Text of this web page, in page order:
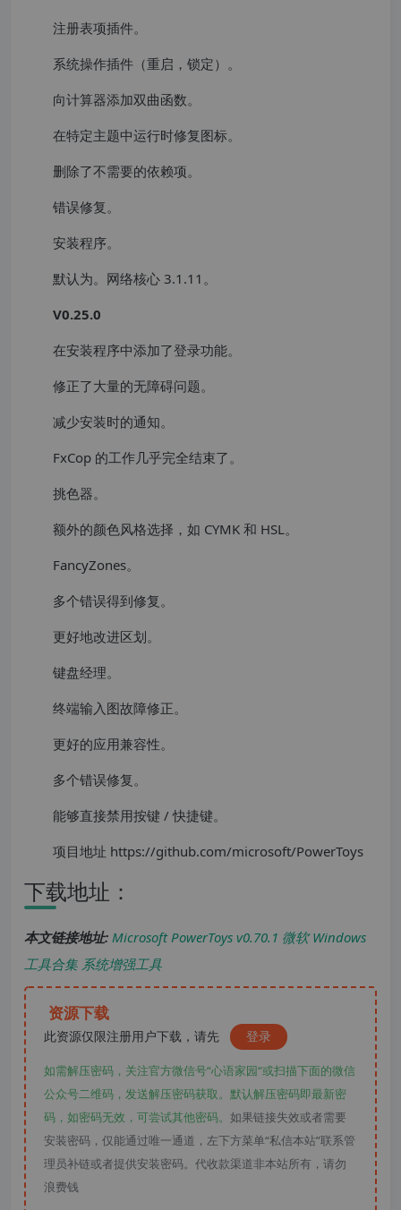
注册表项插件。
系统操作插件（重启，锁定）。
向计算器添加双曲函数。
在特定主题中运行时修复图标。
删除了不需要的依赖项。
错误修复。
安装程序。
默认为。网络核心 3.1.11。
V0.25.0
在安装程序中添加了登录功能。
修正了大量的无障碍问题。
减少安装时的通知。
FxCop 的工作几乎完全结束了。
挑色器。
额外的颜色风格选择，如 CYMK 和 HSL。
FancyZones。
多个错误得到修复。
更好地改进区划。
键盘经理。
终端输入图故障修正。
更好的应用兼容性。
多个错误修复。
能够直接禁用按键 / 快捷键。
项目地址 https://github.com/microsoft/PowerToys
下载地址：
本文链接地址: Microsoft PowerToys v0.70.1 微软 Windows
工具合集 系统增强工具
资源下载
此资源仅限注册用户下载，请先 登录
如需解压密码，关注官方微信号“心语家园“或扫描下面的微信
公众号二维码，发送解压密码获取。默认解压密码即最新密
码，如密码无效，可尝试其他密码。 如果链接失效或者需要
安装密码，仅能通过唯一通道，左下方菜单“私信本站”联系管
理员补链或者提供安装密码。代收款渠道非本站所有，请勿
浪费钱